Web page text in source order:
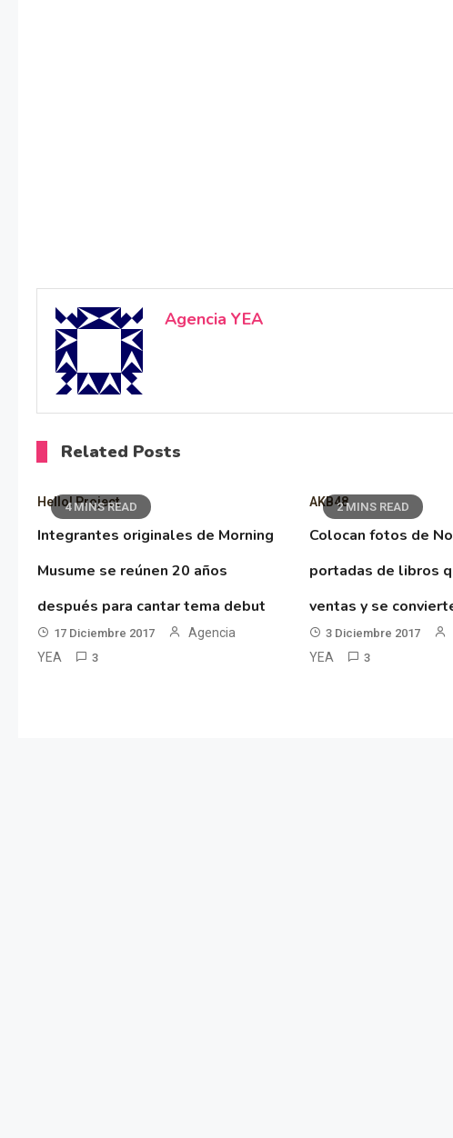
Agencia YEA
Related Posts
4 MINS READ
Hello! Project
Integrantes originales de Morning
Musume se reúnen 20 años
después para cantar tema debut
17 Diciembre 2017
Agencia
YEA
3
2 MINS READ
AKB48
Colocan fotos de
portadas de libros
ventas y se
3 Diciembre 2017
YEA
3